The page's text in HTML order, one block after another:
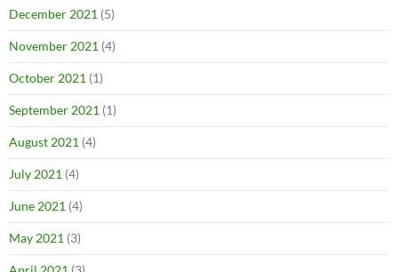
December 2021 (5)
November 2021 (4)
October 2021 (1)
September 2021 (1)
August 2021 (4)
July 2021 (4)
June 2021 (4)
May 2021 (3)